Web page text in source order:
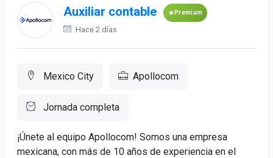
Auxiliar contable Premium
Hace 2 días
Mexico City Apollocom
Jornada completa
¡Únete al equipo Apollocom! Somos una empresa
mexicana, con más de 10 años de experiencia en el